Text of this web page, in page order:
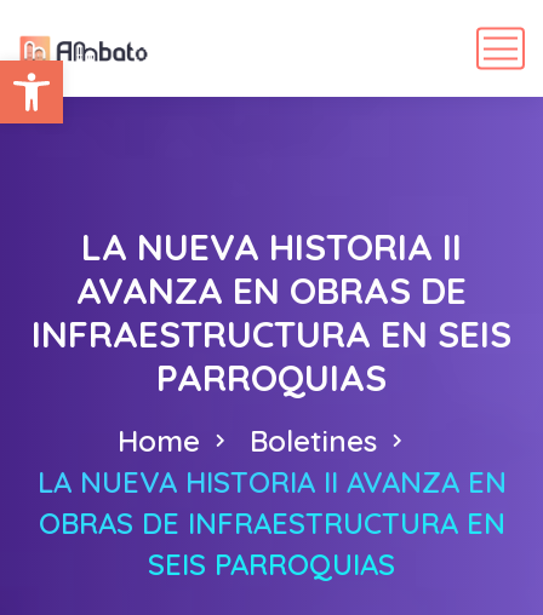
Abrir barra de herramientas
LA NUEVA HISTORIA II
AVANZA EN OBRAS DE
INFRAESTRUCTURA EN SEIS
PARROQUIAS
Home
Boletines
LA NUEVA HISTORIA II AVANZA EN
OBRAS DE INFRAESTRUCTURA EN
SEIS PARROQUIAS